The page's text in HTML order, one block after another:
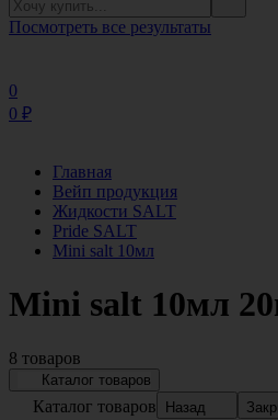
Посмотреть все результаты
0
0 ₽
Главная
Вейп продукция
Жидкости SALT
Pride SALT
Mini salt 10мл
Mini salt 10мл
8 товаров
Каталог товаров
Каталог товаров Назад